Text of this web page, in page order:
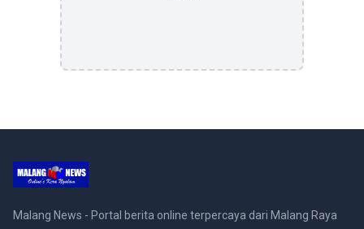
Malang News - Portal berita online terpercaya dari Malang Raya